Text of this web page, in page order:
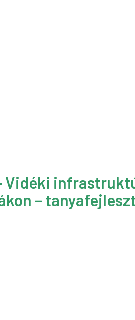
Vidéki
–